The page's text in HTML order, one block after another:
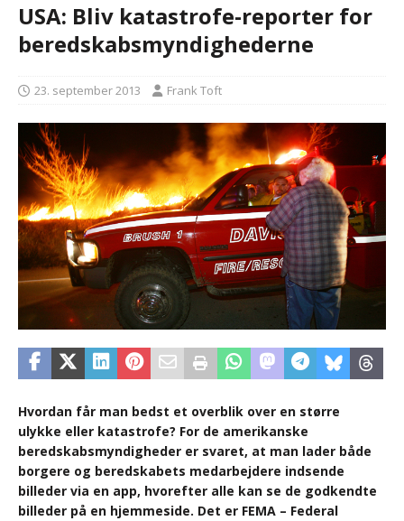
USA: Bliv katastrofe-reporter for
beredskabsmyndighederne
23. september 2013 Frank Toft
Hvordan får man bedst et overblik over en større
ulykke eller katastrofe? For de amerikanske
beredskabsmyndigheder er svaret, at man lader både
borgere og beredskabets medarbejdere indsende
billeder via en app, hvorefter alle kan se de godkendte
billeder på en hjemmeside. Det er FEMA – Federal